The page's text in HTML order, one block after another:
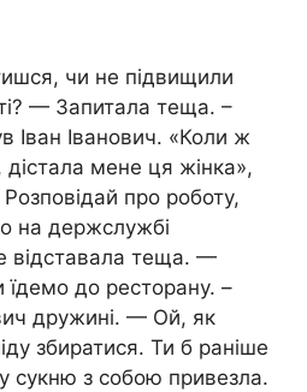
чи не підвищили
— Запитала теща. –
Іван Іванович. «Коли ж
мене ця жінка»,
про роботу,
на держслужбі
відставала теща. —
до ресторану. –
дружині. — Ой, як
збиратися. Ти б раніше
сукню з собою привезла.